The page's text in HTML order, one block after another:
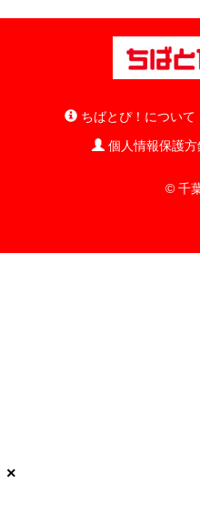
ちばとぴ！について
個人情報保護方
© 千
×